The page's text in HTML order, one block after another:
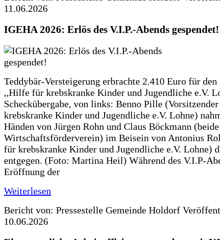
11.06.2026
IGEHA 2026: Erlös des V.I.P.-Abends gespendet!
Teddybär-Versteigerung erbrachte 2.410 Euro für den
,,Hilfe für krebskranke Kinder und Jugendliche e.V.
Scheckübergabe, von links: Benno Pille
krebskranke Kinder und Jugendliche e.V. Lohne)
Händen von Jürgen Rohn und Claus Böckmann
Wirtschaftsförderverein) im Beisein von Antonius
für krebskranke Kinder und Jugendliche e.V. Lohne)
entgegen. (Foto: Martina Heil) Während des V.I.P-
Eröffnung der
Weiterlesen
Bericht von: Pressestelle Gemeinde Holdorf
10.06.2026